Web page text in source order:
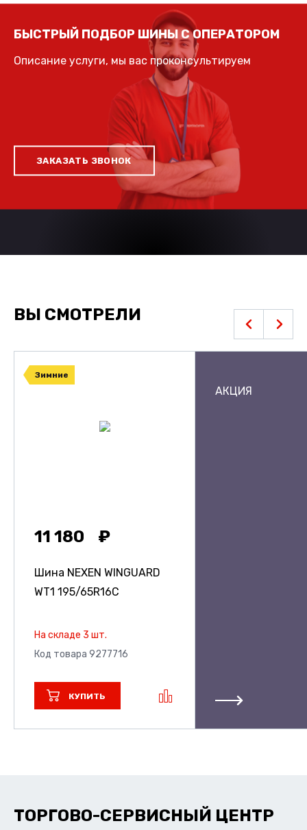
БЫСТРЫЙ ПОДБОР ШИНЫ С ОПЕРАТОРОМ
Описание услуги, мы вас проконсультируем
ЗАКАЗАТЬ ЗВОНОК
ВЫ СМОТРЕЛИ
Зимние
11 180
Шина NEXEN WINGUARD
WT1 195/65R16C
На складе 3 шт.
Код товара 9277716
КУПИТЬ
АКЦИЯ
ТОРГОВО-СЕРВИСНЫЙ ЦЕНТР